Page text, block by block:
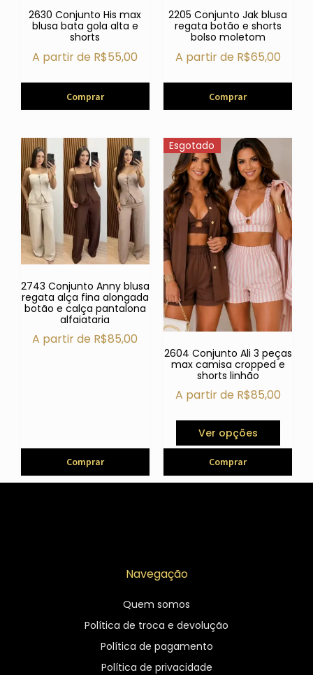
2630 Conjunto His max
blusa bata gola alta e
shorts
A partir de R$55,00
Comprar
2205 Conjunto Jak blusa
regata botão e shorts
bolso moletom
A partir de R$65,00
Comprar
2743 Conjunto Anny blusa
regata alça fina alongada
botão e calça pantalona
alfaiataria
A partir de R$85,00
Comprar
Esgotado
2604 Conjunto Ali 3 peças
max camisa cropped e
shorts linhão
A partir de R$85,00
Ver opções
Comprar
Navegação
Quem somos
Política de troca e devolução
Política de pagamento
Política de privacidade